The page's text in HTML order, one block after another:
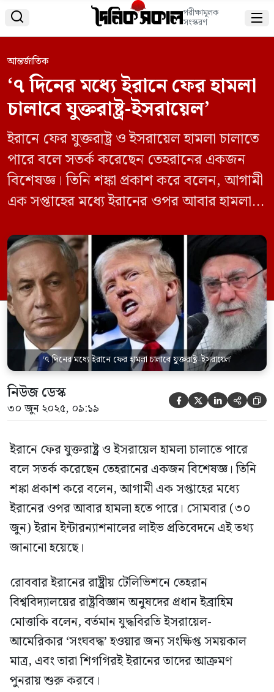
 পরীক্ষামূলক
সংস্করণ 
আন্তর্জাতিক
‘৭ দিনের মধ্যে ইরানে ফের হামলা
চালাবে যুক্তরাষ্ট্র-ইসরায়েল’
ইরানে ফের যুক্তরাষ্ট্র ও ইসরায়েল হামলা চালাতে
পারে বলে সতর্ক করেছেন তেহরানের একজন
বিশেষজ্ঞ। তিনি শঙ্কা প্রকাশ করে বলেন, আগামী
এক সপ্তাহের মধ্যে ইরানের ওপর আবার হামলা
ইন্টারন্যাশনালের লাইভ প্রতিবেদনে এই তথ্য
জানানো হয়েছে। রোববার ইরানের রাষ্ট্রীয়
টেলিভিশনে তেহরান বিশ্ববিদ্যালয়ের রাষ্ট্রবিজ্ঞান
অনুষদের প্রধান ইব্রাহিম মোত্তাকি বলেন, বর্তমান
যুদ্ধবিরতি ইসরায়েল-আমেরিকার […]
‘৭ দিনের মধ্যে ইরানে ফের হামলা চালাবে যুক্তরাষ্ট্র-ইসরায়েল’
নিউজ ডেস্ক
৩০ জুন ২০২৫, ০৯:১৯     
ইরানে ফের যুক্তরাষ্ট্র ও ইসরায়েল হামলা চালাতে পারে
বলে সতর্ক করেছেন তেহরানের একজন বিশেষজ্ঞ। তিনি
শঙ্কা প্রকাশ করে বলেন, আগামী এক সপ্তাহের মধ্যে
ইরানের ওপর আবার হামলা হতে পারে। সোমবার (৩০
জুন) ইরান ইন্টারন্যাশনালের লাইভ প্রতিবেদনে এই তথ্য
জানানো হয়েছে।
রোববার ইরানের রাষ্ট্রীয় টেলিভিশনে তেহরান
বিশ্ববিদ্যালয়ের রাষ্ট্রবিজ্ঞান অনুষদের প্রধান ইব্রাহিম
মোত্তাকি বলেন, বর্তমান যুদ্ধবিরতি ইসরায়েল-
আমেরিকার ‘সংঘবদ্ধ’ হওয়ার জন্য সংক্ষিপ্ত সময়কাল
মাত্র, এবং তারা শিগগিরই ইরানের তাদের আক্রমণ
পুনরায় শুরু করবে।